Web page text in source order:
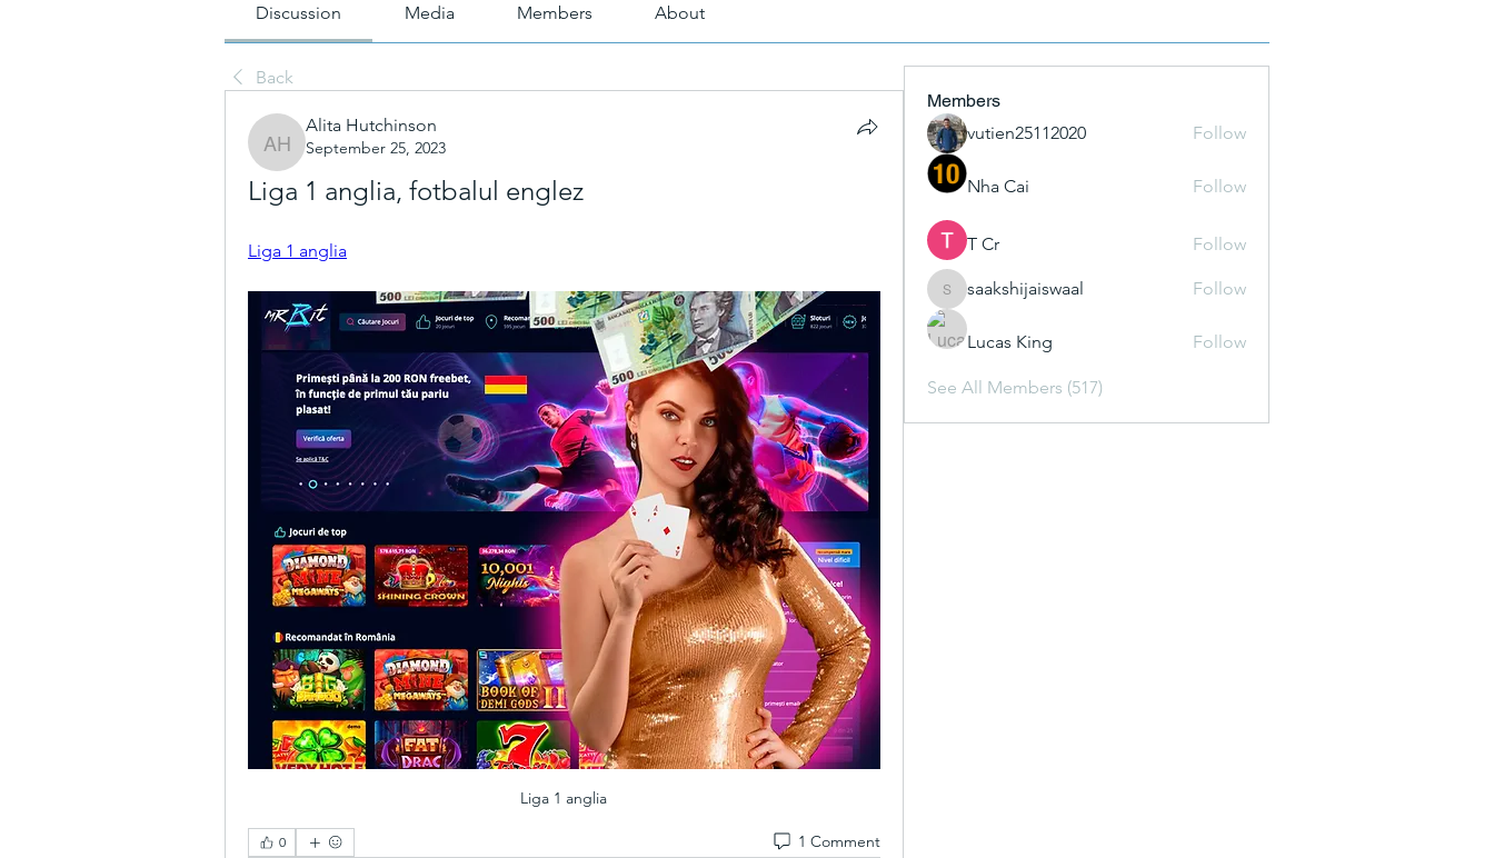
Discussion Media Members About
Back
Alita Hutchinson
Alita Hutchinson
September 25, 2023
Liga 1 anglia, fotbalul englez
Liga 1 anglia
Liga 1 anglia
0 1 Comment
Members
vutien25112020
Follow
Nha Cai Follow
T Cr Follow
saakshijaiswaal
saakshijaiswaal Follow
Lucas King Follow
See All Members (517)